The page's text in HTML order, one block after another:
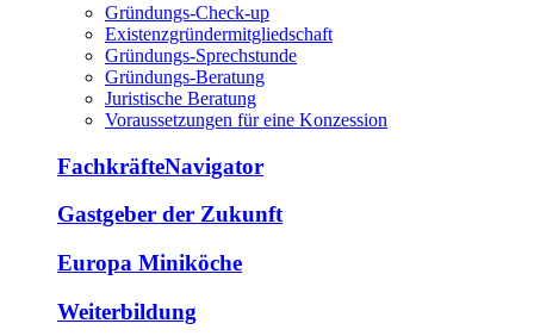
Gründungs-Check-up
Existenzgründermitgliedschaft
Gründungs-Sprechstunde
Gründungs-Beratung
Juristische Beratung
Voraussetzungen für eine Konzession
FachkräfteNavigator
Gastgeber der Zukunft
Europa Miniköche
Weiterbildung